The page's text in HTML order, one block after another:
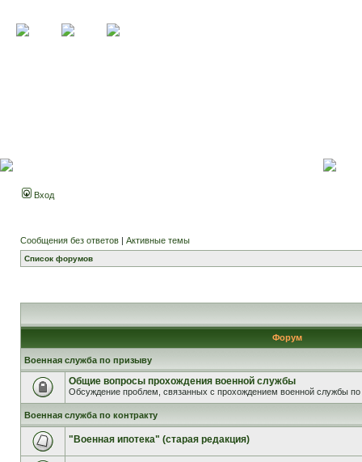
Вход
Сообщения без ответов | Активные темы
Список форумов
Форум
Военная служба по призыву
Общие вопросы прохождения военной службы
Обсуждение проблем, связанных с прохождением военной службы по
Военная служба по контракту
"Военная ипотека" (старая редакция)